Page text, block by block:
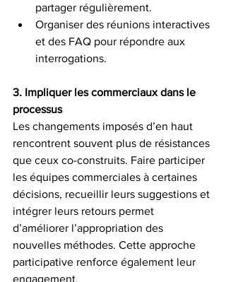
partager régulièrement.
Organiser des réunions interactives
et des FAQ pour répondre aux
interrogations.
3. Impliquer les commerciaux dans le
processus
Les changements imposés d’en haut
rencontrent souvent plus de résistances
que ceux co-construits. Faire participer
les équipes commerciales à certaines
décisions, recueillir leurs suggestions et
intégrer leurs retours permet
d’améliorer l’appropriation des
nouvelles méthodes. Cette approche
participative renforce également leur
engagement.